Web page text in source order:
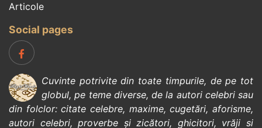
Articole
Social pages
Cuvinte potrivite din toate timpurile, de pe tot
globul, pe teme diverse, de la autori celebrisau
din folclor:citate celebre, maxime,cugetări,aforisme,
autori celebri,proverbe și zicători, ghicitori, vrăji si